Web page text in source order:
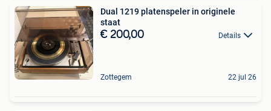
Dual 1219 platenspeler in originele
staat
€ 200,00 Details
Zottegem 22 jul 26